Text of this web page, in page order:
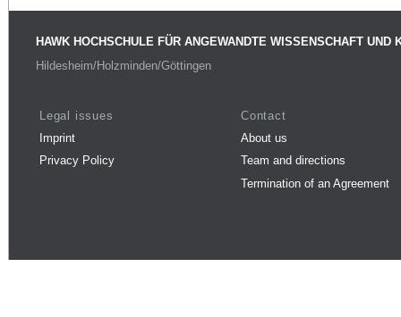
HAWK HOCHSCHULE FÜR ANGEWANDTE WISSENSCHAFT UND
Hildesheim/Holzminden/Göttingen
Legal issues
Imprint
Privacy Policy
Contact
About us
Team and directions
Termination of an Agreement